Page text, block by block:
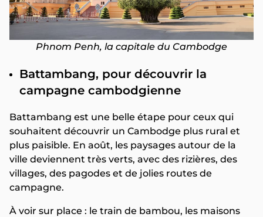
Phnom Penh, la capitale du Cambodge
Battambang, pour découvrir la
campagne cambodgienne
Battambang est une belle étape pour ceux qui
souhaitent découvrir un Cambodge plus rural et
plus paisible. En août, les paysages autour de la
ville deviennent très verts, avec des rizières, des
villages, des pagodes et de jolies routes de
campagne.
À voir sur place : le train de bambou, les maisons